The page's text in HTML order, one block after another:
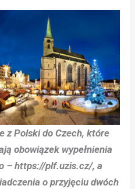
z Polski do Czech, które
obowiązek wypełnienia
– https://plf.uzis.cz/, a
o przyjęciu dwóch